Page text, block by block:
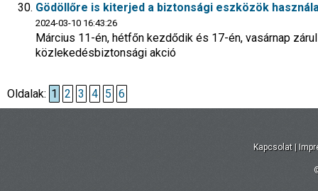
Gödöllőre is kiterjed a biztonsági eszközök
2024-03-10 16:43:26
Március 11-én, hétfőn kezdődik és 17-én, vasárnap
közlekedésbiztonsági akció
Oldalak: 1 2 3 4 5 6
Kapcsolat |